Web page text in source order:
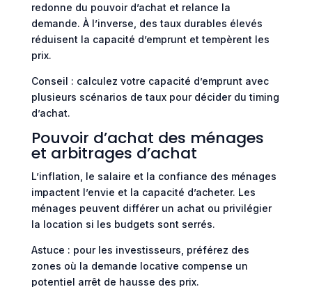
redonne du pouvoir d’achat et relance la
demande. À l’inverse, des taux durables élevés
réduisent la capacité d’emprunt et tempèrent les
prix.
Conseil : calculez votre capacité d’emprunt avec
plusieurs scénarios de taux pour décider du timing
d’achat.
Pouvoir d’achat des ménages
et arbitrages d’achat
L’inflation, le salaire et la confiance des ménages
impactent l’envie et la capacité d’acheter. Les
ménages peuvent différer un achat ou privilégier
la location si les budgets sont serrés.
Astuce : pour les investisseurs, préférez des
zones où la demande locative compense un
potentiel arrêt de hausse des prix.